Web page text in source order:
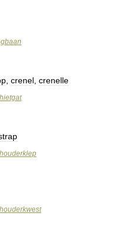
crenel crenelle